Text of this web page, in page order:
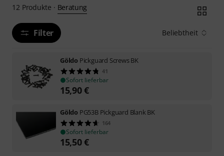
12 Produkte · Beratung
Filter Beliebtheit
Göldo Pickguard Screws BK
41
Sofort lieferbar
15,90€
Göldo PG53B Pickguard Blank BK
164
Sofort lieferbar
15,50€